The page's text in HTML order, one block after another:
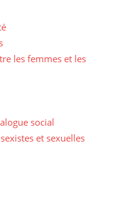
les femmes et les
social
et sexuelles